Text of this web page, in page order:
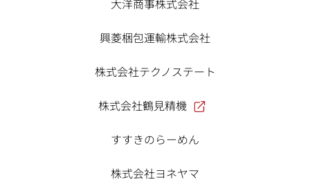
大洋商事株式会社
興菱梱包運輸株式会社
株式会社テクノステート
株式会社鶴見精機
すすきのらーめん
株式会社ヨネヤマ